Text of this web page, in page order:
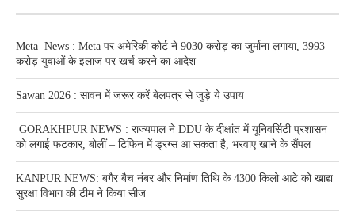
Meta News : Meta पर अमेरिकी कोर्ट ने 9030 करोड़ का जुर्माना लगाया, 3993
करोड़ युवाओं के इलाज पर खर्च करने का आदेश
Sawan 2026 : सावन में जरूर करें बेलपत्र से जुड़े ये उपाय
GORAKHPUR NEWS : राज्यपाल ने DDU के दीक्षांत में यूनिवर्सिटी प्रशासन
को लगाई फटकार, बोलीं – टिफिन में ड्रग्स आ सकता है, भरवाए खाने के सैंपल
KANPUR NEWS: बगैर बैच नंबर और निर्माण तिथि के 4300 किलो आटे को खाद्य
सुरक्षा विभाग की टीम ने किया सीज